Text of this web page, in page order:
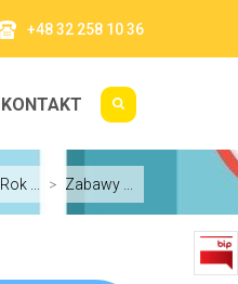
+48 32 258 10 36
KONTAKT
Rok ... > Zabawy ...